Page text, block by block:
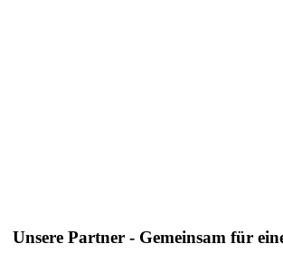
Unsere Partner - Gemeinsam für